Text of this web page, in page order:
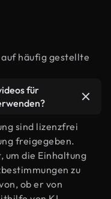
häufig gestellte
für
sind lizenzfrei
freigegeben.
um die Einhaltung
zu
ob er von